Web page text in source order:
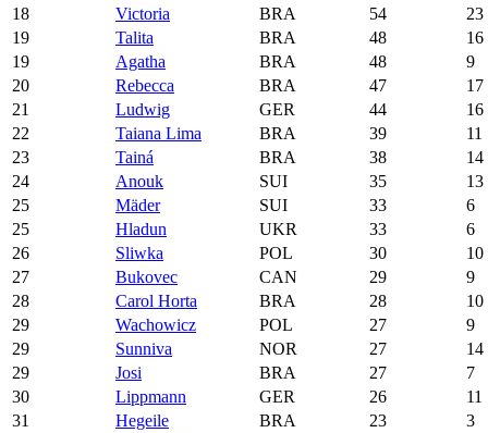
18
Victoria BRA 54
23
19
Talita BRA 48
16
19
Agatha BRA 48
9
20
Rebecca BRA 47
17
21
Ludwig GER 44
16
22
Taiana Lima BRA 39
11
23
Tainá BRA 38
14
24
Anouk SUI 35
13
25
Mäder SUI 33
6
25
Hladun UKR 33
6
26
Sliwka POL 30
10
27
Bukovec CAN 29
9
28
Carol Horta BRA 28
10
29
Wachowicz POL 27
9
29
Sunniva NOR 27
14
29
Josi BRA 27
7
30
Lippmann GER 26
11
31
Hegeile BRA 23
3